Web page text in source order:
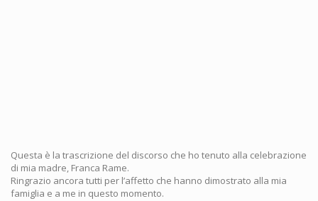
Questa è la trascrizione del discorso che ho tenuto alla celebrazione
di mia madre, Franca Rame.
Ringrazio ancora tutti per l’affetto che hanno dimostrato alla mia
famiglia e a me in questo momento.